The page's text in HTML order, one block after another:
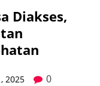
Diakses,
2025 0